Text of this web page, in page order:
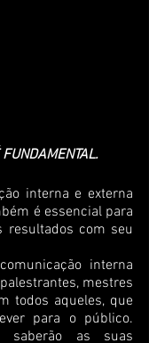
interna e externa
é essencial para
resultados com seu
interna
mestres
todos aqueles, que
para o público.
saberão as suas